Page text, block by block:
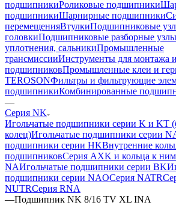
подшипникиРоликовые подшипники
подшипникиШарнирные подшипники
перемещенияВтулкиПодшипниковые
головкиПодшипниковые разборные узлы
уплотнения, сальникиПромышленные
трансмиссииИнструменты для монтажа
подшипниковПромышленные клеи и
TEROSONФильтры и фильтрующие
подшипникиКомбинированные
—
Серия NK
Игольчатые подшипники серии K и KT
колец)Игольчатые подшипники серии
подшипники серии HKВнутренние
подшипниковСерия AXK и кольца к
NAИгольчатые подшипники серии BK
подшипники серии NAOСерия NATR
NUTRСерия RNA
—Подшипник NK 8/16 TV XL INA